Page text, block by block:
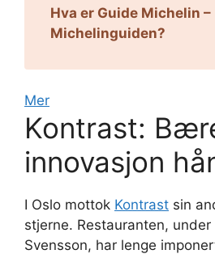
Hva er Guide Michelin –
Michelinguiden?
Mer
Kontrast:
innovasjon
I Oslo mottok Kontrast sin
stjerne. Restauranten,
Svensson, har lenge